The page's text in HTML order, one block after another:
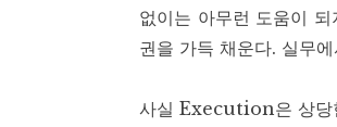
없이는 아무런 도움이
권을 가득 채운다. 실무
사실 Execution은 상당